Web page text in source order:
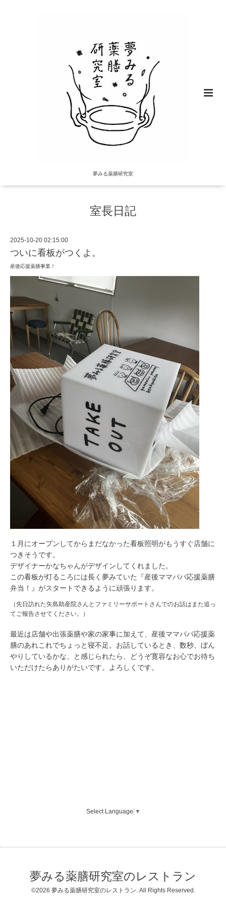
夢みる薬膳研究室
室長日記
2025-10-20 02:15:00
ついに看板がつくよ。
産後応援薬膳事業！
１月にオープンしてからまだなかった看板照明がもうすぐ店舗に
つきそうです。
デザイナーかなちゃんがデザインしてくれました。
この看板が灯るころには長く夢みていた『産後ママパパ応援薬膳
弁当！』がスタートできるように頑張ります。
（先日訪れた矢島助産院さんとファミリーサポートさんでのお話はまた追っ
てご報告させてください。）
最近は店舗や出張薬膳や家の家事に加えて、産後ママパパ応援薬
膳のあれこれでちょっと寝不足。お話しているとき、数秒、ぼん
やりしているかな、と感じられたら、どうぞ寛容なお心でお待ち
いただけたらありがたいです。よろしくです。
Select Language ▼
夢みる薬膳研究室のレストラン
©2026 夢みる薬膳研究室のレストラン. All Rights Reserved.